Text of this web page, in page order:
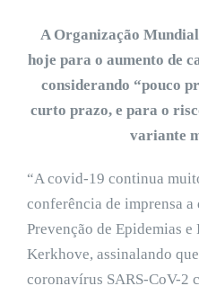
A Organização
hoje para o aumento de
considerando “pouco
curto prazo, e para o
variante
“A covid-19 continua
conferência de imprensa a
Prevenção de Epidemias e
Kerkhove, assinalando
coronavírus SARS-CoV-2